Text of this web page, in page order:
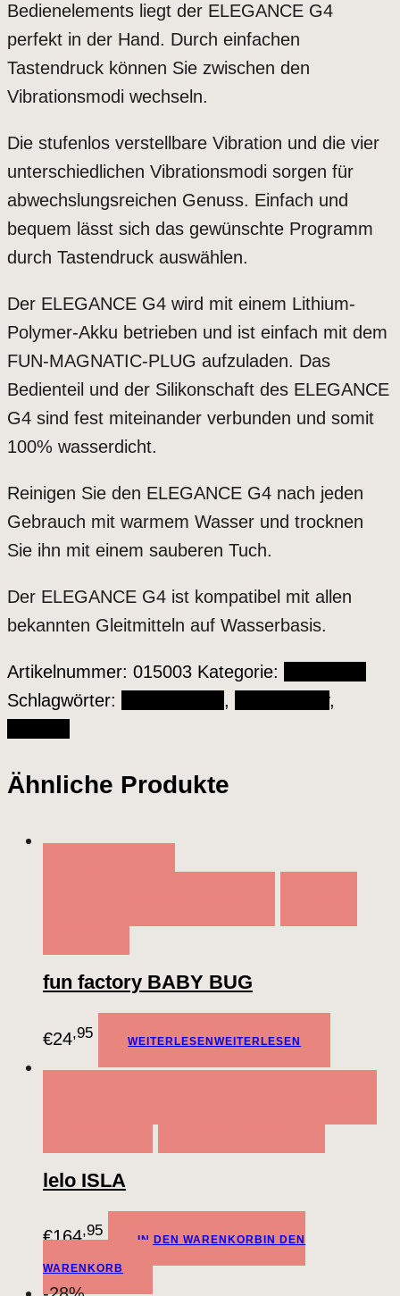
Bedienelements liegt der ELEGANCE G4
perfekt in der Hand. Durch einfachen
Tastendruck können Sie zwischen den
Vibrationsmodi wechseln.
Die stufenlos verstellbare Vibration und die vier
unterschiedlichen Vibrationsmodi sorgen für
abwechslungsreichen Genuss. Einfach und
bequem lässt sich das gewünschte Programm
durch Tastendruck auswählen.
Der ELEGANCE G4 wird mit einem Lithium-
Polymer-Akku betrieben und ist einfach mit dem
FUN-MAGNATIC-PLUG aufzuladen. Das
Bedienteil und der Silikonschaft des ELEGANCE
G4 sind fest miteinander verbunden und somit
100% wasserdicht.
Reinigen Sie den ELEGANCE G4 nach jeden
Gebrauch mit warmem Wasser und trocknen
Sie ihn mit einem sauberen Tuch.
Der ELEGANCE G4 ist kompatibel mit allen
bekannten Gleitmitteln auf Wasserbasis.
Artikelnummer: 015003 Kategorie:
Schlagwörter:
,
,
Ähnliche Produkte
fun factory BABY BUG
€24,95 WEITERLESENWEITERLESEN
lelo ISLA
€164,95 IN DEN WARENKORBIN DEN
WARENKORB